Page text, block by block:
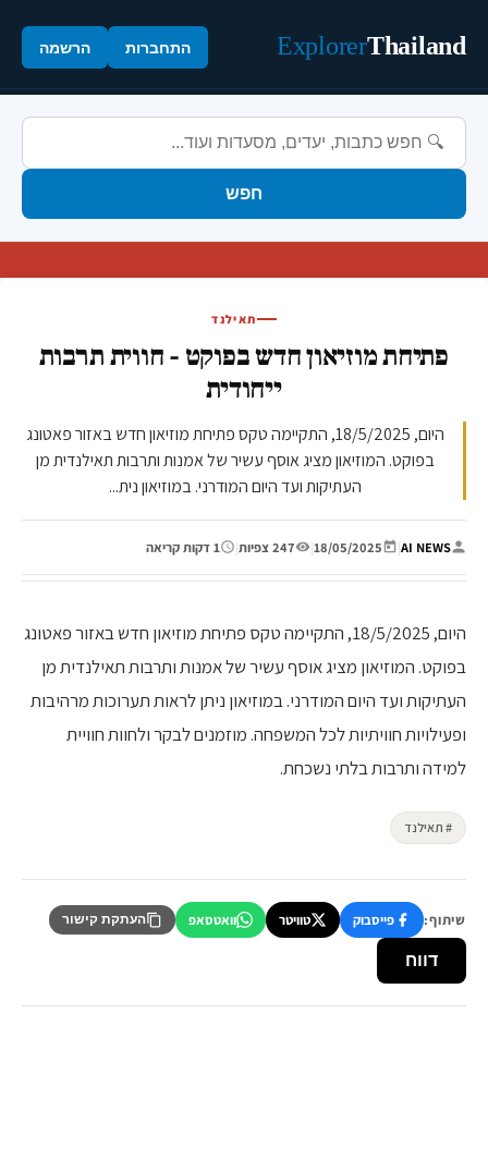
Thailand
Explorer התחברות הרשמה
חפש
תאילנד
פתיחת מוזיאון חדש בפוקט - חווית תרבות
ייחודית
היום, 18/5/2025, התקיימה טקס פתיחת מוזיאון חדש באזור פאטונג
בפוקט. המוזיאון מציג אוסף עשיר של אמנות ותרבות תאילנדית מן
העתיקות ועד היום המודרני. במוזיאון נית...
AI NEWS
|
18/05/2025
| 247 צפיות | 1 דקות קריאה
היום, 18/5/2025, התקיימה טקס פתיחת מוזיאון חדש באזור פאטונג
בפוקט. המוזיאון מציג אוסף עשיר של אמנות ותרבות תאילנדית מן
העתיקות ועד היום המודרני. במוזיאון ניתן לראות תערוכות מרהיבות
ופעילויות חוויתיות לכל המשפחה. מוזמנים לבקר ולחוות חוויית
למידה ותרבות בלתי נשכחת.
# תאילנד
שיתוף: פייסבוק טוויטר וואטסאפ העתקת קישור
דווח